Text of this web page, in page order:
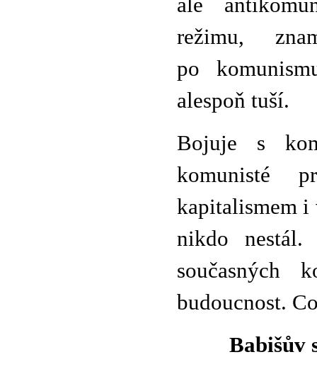
ale
režimu,
po
alespoň tuší.
Bojuje s
komunisté
kapitalismem i
nikdo
současných
budoucnost.
Babišův